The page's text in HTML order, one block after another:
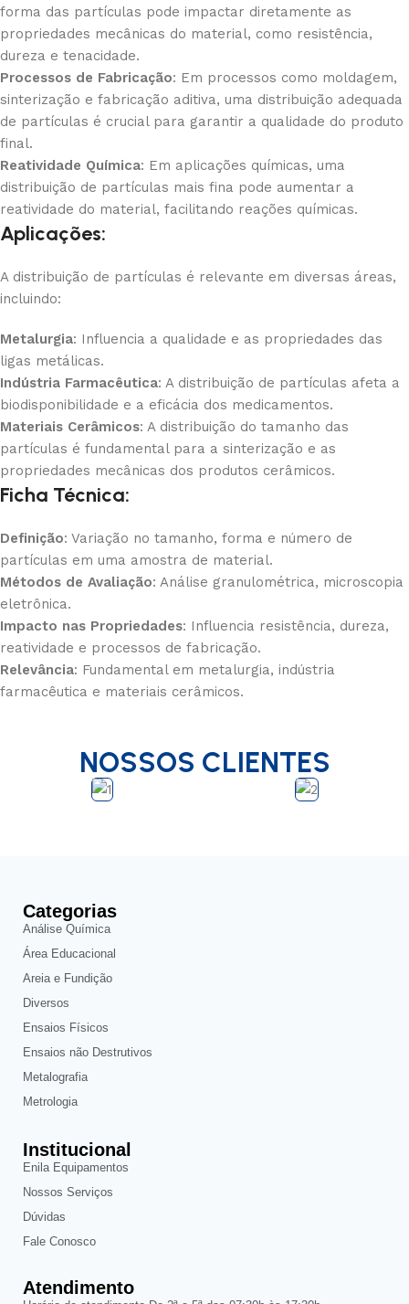
forma das partículas pode impactar diretamente as
propriedades mecânicas do material, como resistência,
dureza e tenacidade.
Processos de Fabricação: Em processos como moldagem,
sinterização e fabricação aditiva, uma distribuição adequada
de partículas é crucial para garantir a qualidade do produto
final.
Reatividade Química: Em aplicações químicas, uma
distribuição de partículas mais fina pode aumentar a
reatividade do material, facilitando reações químicas.
Aplicações:
A distribuição de partículas é relevante em diversas áreas,
incluindo:
Metalurgia: Influencia a qualidade e as propriedades das
ligas metálicas.
Indústria Farmacêutica: A distribuição de partículas afeta a
biodisponibilidade e a eficácia dos medicamentos.
Materiais Cerâmicos: A distribuição do tamanho das
partículas é fundamental para a sinterização e as
propriedades mecânicas dos produtos cerâmicos.
Ficha Técnica:
Definição: Variação no tamanho, forma e número de
partículas em uma amostra de material.
Métodos de Avaliação: Análise granulométrica, microscopia
eletrônica.
Impacto nas Propriedades: Influencia resistência, dureza,
reatividade e processos de fabricação.
Relevância: Fundamental em metalurgia, indústria
farmacêutica e materiais cerâmicos.
NOSSOS CLIENTES
Categorias
Análise Química
Área Educacional
Areia e Fundição
Diversos
Ensaios Físicos
Ensaios não Destrutivos
Metalografia
Metrologia
Institucional
Enila Equipamentos
Nossos Serviços
Dúvidas
Fale Conosco
Atendimento